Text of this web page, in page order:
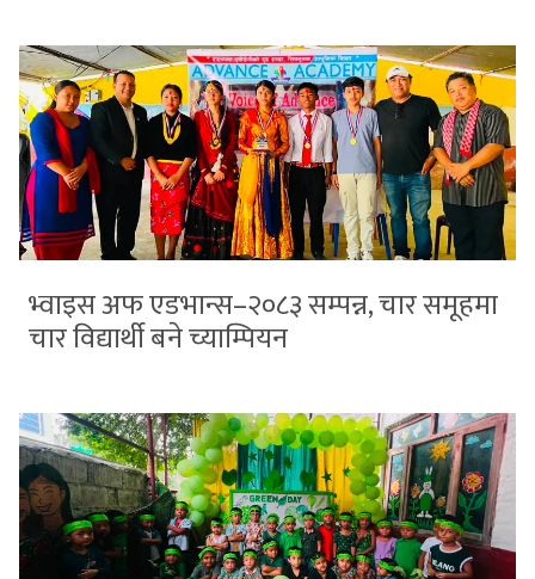
भ्वाइस अफ एडभान्स–२०८३ सम्पन्न, चार समूहमा
चार विद्यार्थी बने च्याम्पियन